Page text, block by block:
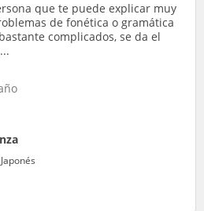
que te puede explicar muy
de fonética o gramática
complicados, se da el